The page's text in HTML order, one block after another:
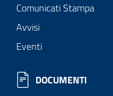
Comunicati Stampa
Avvisi
Eventi
DOCUMENTI